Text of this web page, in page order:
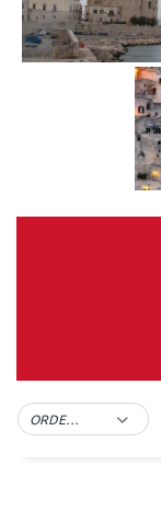
ORDER BY DEFAULT